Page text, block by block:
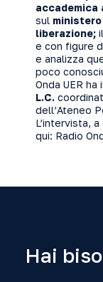
sul ministero
liberazione;
e con figure
e analizza
poco
Onda UER
L.C.
dell’Ateneo
L’intervista,
qui: Radio
Hai